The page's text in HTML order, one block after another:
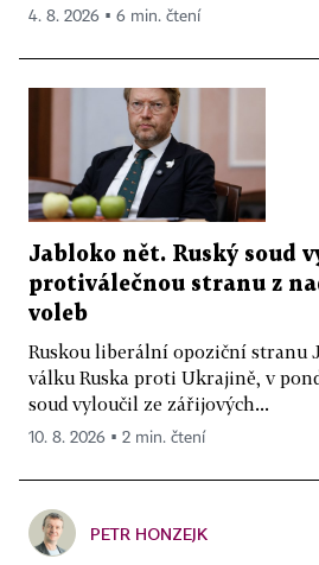
4. 8. 2026 ▪ 6 min. čtení
Jabloko nět. Ruský soud
protiválečnou stranu z
voleb
Ruskou liberální opoziční stranu
válku Ruska proti Ukrajině, v
soud vyloučil ze zářijových...
10. 8. 2026 ▪ 2 min. čtení
PETR HONZEJK